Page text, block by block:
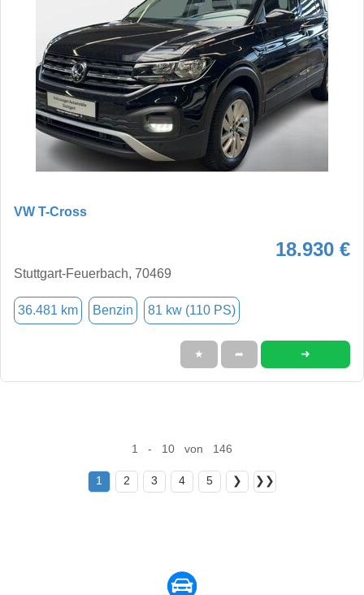
VW T-Cross
18.930 €
Stuttgart-Feuerbach, 70469
36.481 km Benzin 81 kw (110 PS)
★ ➦ ➜
1 - 10 von 146
1 2 3 4 5 ❯ ❯❯